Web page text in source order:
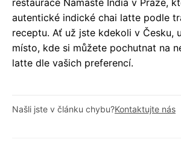
restaurace Namaste India v Praze,
autentické indické chai latte podle
receptu. Ať už jste kdekoli v Česku,
místo, kde si můžete pochutnat na
latte dle vašich preferencí.
Našli jste v článku chybu?Kontaktujte nás